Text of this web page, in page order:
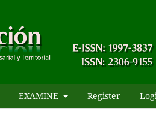
EXAMINE Register